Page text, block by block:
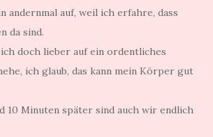
andernmal auf, weil ich erfahre, dass
da sind.
doch lieber auf ein ordentliches
ich glaub, das kann mein Körper gut
10 Minuten später sind auch wir endlich